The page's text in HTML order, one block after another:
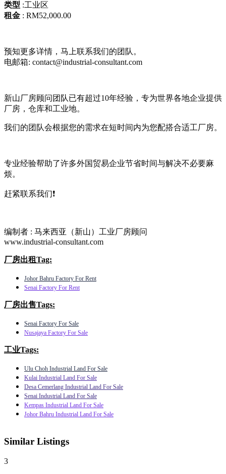
类型 :工业区
​租金 : RM52,000.00
预知更多详情，马上联系我们的团队。
电邮箱: contact@industrial-consultant.com​
新山厂房顾问团队已有超过10年经验，专为世界各地企业提供
厂房，仓库和工业地。
我们的团队会根据您的需求在短时间内为您配搭合适工厂房。
专业经验帮助了许多外国贸易企业节省时间与解决不必要麻
烦。
赶紧联系我们❗
编制者 : 马来西亚（新山）工业厂房顾问​
www.industrial-consultant.com​
厂房出租Tag:
Johor Bahru Factory For Rent
Senai Factory For Rent
厂房出售Tags:
Senai Factory For Sale
Nusajaya Factory For Sale
工业Tags:
Ulu Choh Industrial Land For Sale
Kulai Industrial Land For Sale
Desa Cemerlang Industrial Land For Sale
Senai Industrial Land For Sale
Kempas Industrial Land For Sale
Johor Bahru Industrial Land For Sale
Similar Listings
3